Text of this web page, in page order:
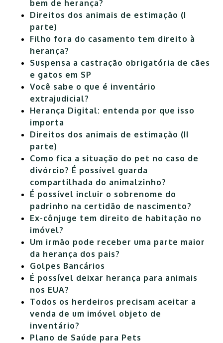
bem de herança?
Direitos dos animais de estimação (I
parte)
Filho fora do casamento tem direito à
herança?
Suspensa a castração obrigatória de cães
e gatos em SP
Você sabe o que é inventário
extrajudicial?
Herança Digital: entenda por que isso
importa
Direitos dos animais de estimação (II
parte)
Como fica a situação do pet no caso de
divórcio? É possível guarda
compartilhada do animalzinho?
É possível incluir o sobrenome do
padrinho na certidão de nascimento?
Ex-cônjuge tem direito de habitação no
imóvel?
Um irmão pode receber uma parte maior
da herança dos pais?
Golpes Bancários
É possível deixar herança para animais
nos EUA?
Todos os herdeiros precisam aceitar a
venda de um imóvel objeto de
inventário?
Plano de Saúde para Pets